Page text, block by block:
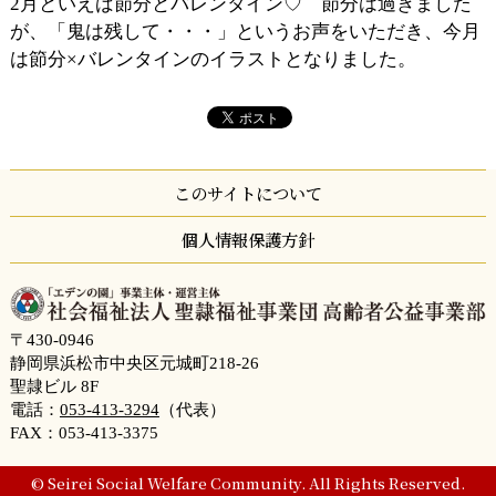
2月といえば節分とバレンタイン♡ 節分は過ぎました
が、「鬼は残して・・・」というお声をいただき、今月
は節分×バレンタインのイラストとなりました。
このサイトについて
個人情報保護方針
〒430-0946
静岡県浜松市中央区元城町218-26
聖隷ビル 8F
電話： 053-413-3294（代表）
FAX：053-413-3375
© Seirei Social Welfare Community. All Rights Reserved.